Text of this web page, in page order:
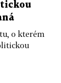
o kterém